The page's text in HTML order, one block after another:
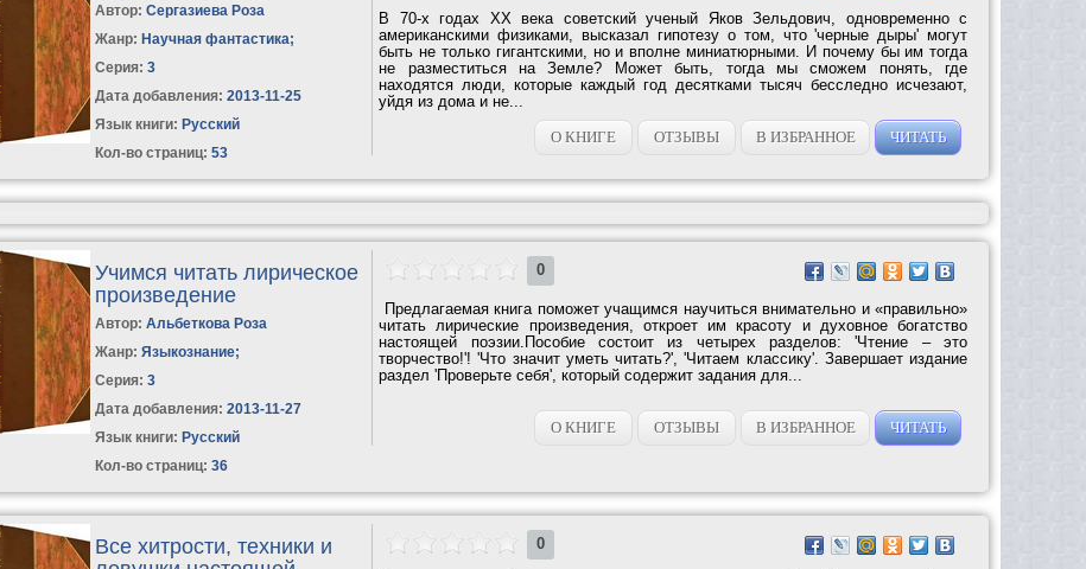
Автор:Сергазиева Роза
Жанр: Научная фантастика;
Серия:3
Дата добавления: 2013-11-25
Язык книги: Русский
Кол-во страниц: 53
В 70-х годах ХХ века советский ученый Яков Зельдович, одновременно с
американскими физиками, высказал гипотезу о том, что 'черные дыры' могут
быть не только гигантскими, но и вполне миниатюрными. И почему бы им тогда
не разместиться на Земле? Может быть, тогда мы сможем понять, где
находятся люди, которые каждый год десятками тысяч бесследно исчезают,
уйдя из дома и не...
О КНИГЕ
ОТЗЫВЫ В ИЗБРАННОЕ ЧИТАТЬ
Учимся читать лирическое
произведение
Автор:Альбеткова Роза
Жанр: Языкознание;
Серия:3
Дата добавления: 2013-11-27
Язык книги: Русский
Кол-во страниц: 36
0
Предлагаемая книга поможет учащимся научиться внимательно и «правильно»
читать лирические произведения, откроет им красоту и духовное богатство
настоящей поэзии.Пособие состоит из четырех разделов: 'Чтение – это
творчество!'! 'Что значит уметь читать?', 'Читаем классику'. Завершает издание
раздел 'Проверьте себя', который содержит задания для...
О КНИГЕ ОТЗЫВЫ В ИЗБРАННОЕ ЧИТАТЬ
Все хитрости, техники и
0